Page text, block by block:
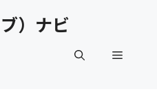
）ナビ
メ